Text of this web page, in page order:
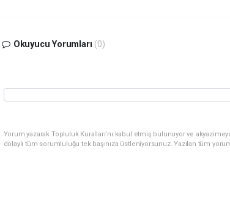
Okuyucu Yorumları (0)
Yorum yazarak Topluluk Kuralları’nı kabul etmiş bulunuyor ve
dolaylı tüm sorumluluğu tek başınıza üstleniyorsunuz. Yazılan tüm